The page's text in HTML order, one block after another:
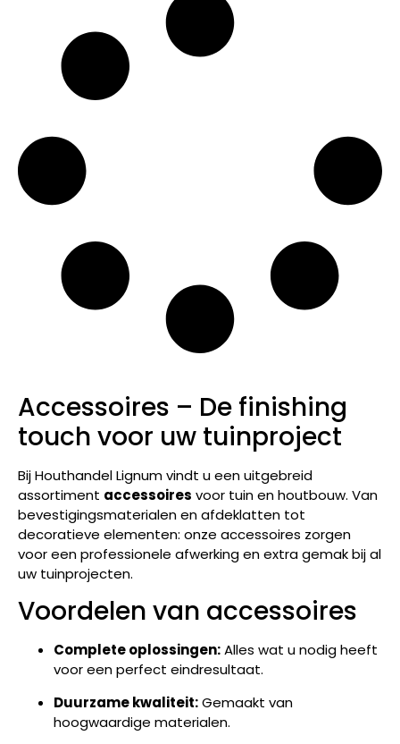
Accessoires – De finishing
touch voor uw tuinproject
Bij Houthandel Lignum vindt u een uitgebreid
assortiment accessoires voor tuin en houtbouw. Van
bevestigingsmaterialen en afdeklatten tot
decoratieve elementen: onze accessoires zorgen
voor een professionele afwerking en extra gemak bij al
uw tuinprojecten.
Voordelen van accessoires
Complete oplossingen:Alles wat u nodig heeft
voor een perfect eindresultaat.
Duurzame kwaliteit:Gemaakt van
hoogwaardige materialen.